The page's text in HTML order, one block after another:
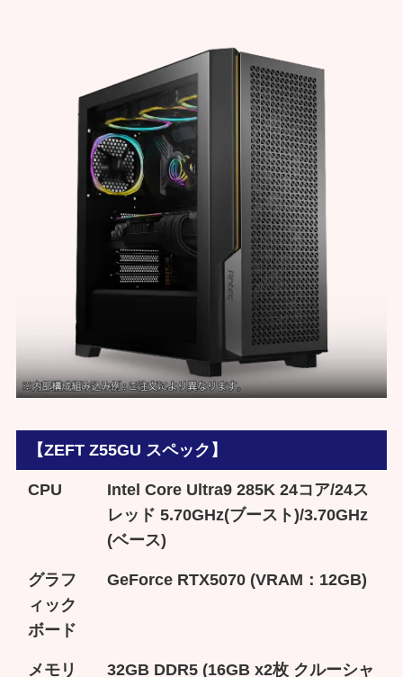
【ZEFT Z55GU スペック】
CPU
Intel Core Ultra9 285K 24コア/24ス
レッド 5.70GHz(ブースト)/3.70GHz
(ベース)
グラフ
ィック
ボード
GeForce RTX5070 (VRAM：12GB)
メモリ
32GB DDR5 (16GB x2枚 クルーシャ